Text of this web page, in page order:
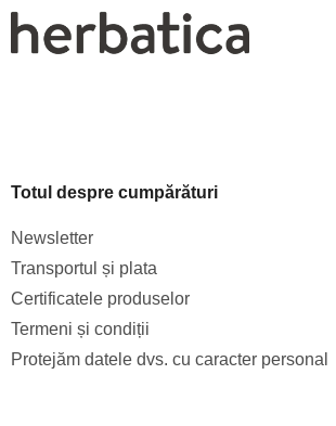
Totul despre cumpărături
Newsletter
Transportul și plata
Certificatele produselor
Termeni și condiții
Protejăm datele dvs. cu caracter personal